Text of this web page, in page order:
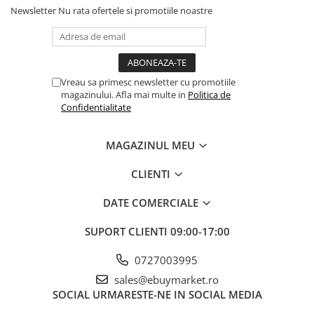
Banda adeziva
Fete Masa si Perdele Franjurate
Lumanari si Toppere
Seturi si Arcade Baloane
Articole Craciun Bucatarie
Decoratiune Muzicala Craciun
Un set practic și vesel, perfect pentru orice sarbatoare!
Newsletter Nu rata ofertele si promotiile noastre
Vreau sa primesc newsletter cu promotiile
magazinului. Afla mai multe in Politica de
Confidentialitate
MAGAZINUL MEU
CLIENTI
DATE COMERCIALE
SUPORT CLIENTI 09:00-17:00
0727003995
sales@ebuymarket.ro
SOCIAL URMARESTE-NE IN SOCIAL MEDIA